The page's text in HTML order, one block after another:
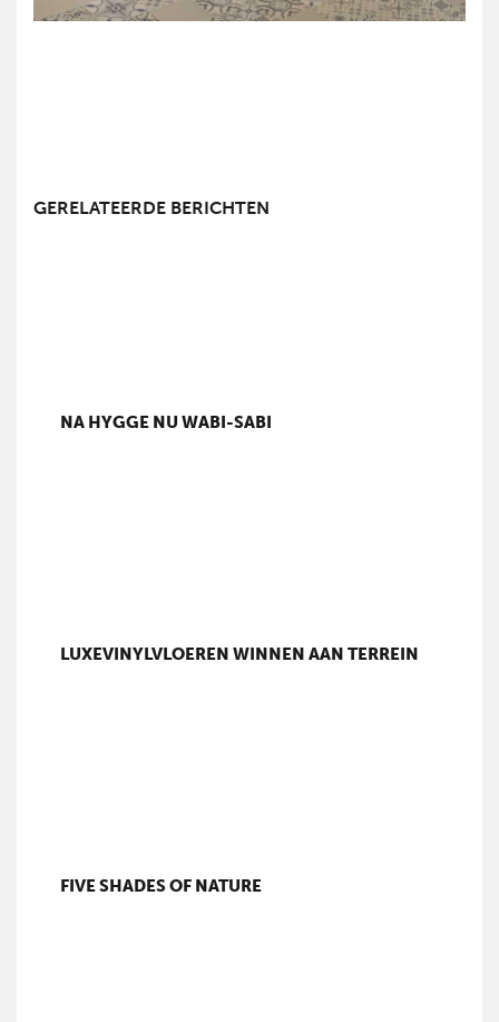
GERELATEERDE BERICHTEN
NA HYGGE NU WABI-SABI
LUXEVINYLVLOEREN WINNEN AAN TERREIN
FIVE SHADES OF NATURE